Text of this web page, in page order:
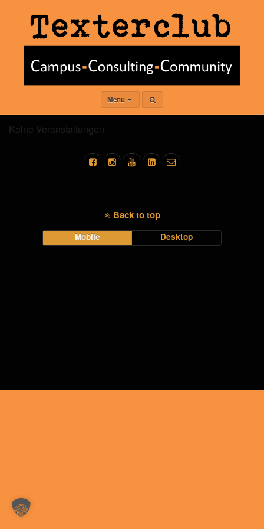
Menu
Keine Veranstaltungen
Back to top
Mobile Desktop